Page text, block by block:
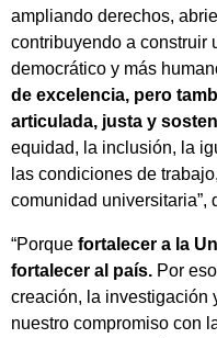
ampliando derechos,
contribuyendo a construir
democrático y más
de excelencia, pero
articulada, justa y
equidad, la inclusión, la
las condiciones de
comunidad universitaria”,
“Porque fortalecer a la
fortalecer al país. Por
creación, la investigación
nuestro compromiso con